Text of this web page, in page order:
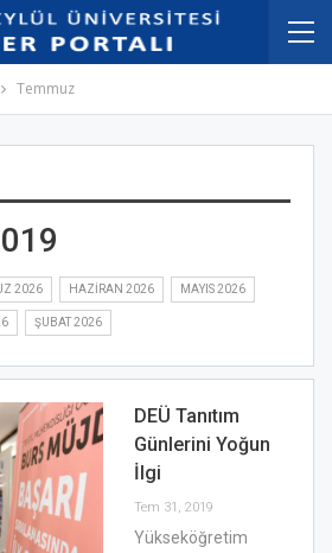
Temmuz
2026 HAZIRAN 2026 MAYIS 2026
ŞUBAT 2026
DEÜ Tanıtım
Günlerini Yoğun
İlgi
Tem 31, 2019
Yükseköğretim